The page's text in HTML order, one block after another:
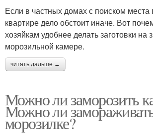
Если в частных домах с поиском места
квартире дело обстоит иначе. Вот
хозяйкам удобнее делать заготовки на
морозильной камере.
читать дальше →
Можно ли заморозить
Можно ли
морозилке?